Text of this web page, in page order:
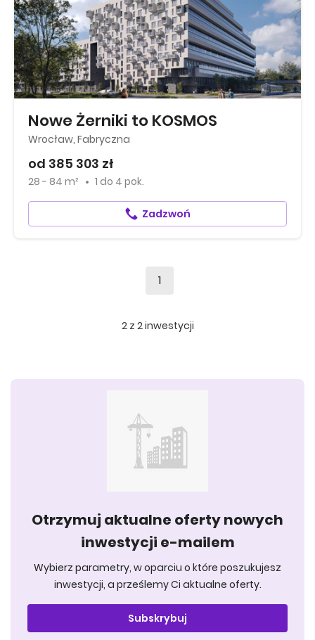
Nowe Żerniki to KOSMOS
Wrocław, Fabryczna
od 385 303 zł
28 - 84 m² 1 do 4 pok.
Zadzwoń
1
2z 2inwestycji
Otrzymuj aktualne oferty nowych
inwestycji e-mailem
Wybierz parametry, w oparciu o które poszukujesz
inwestycji, a prześlemy Ci aktualne oferty.
Subskrybuj